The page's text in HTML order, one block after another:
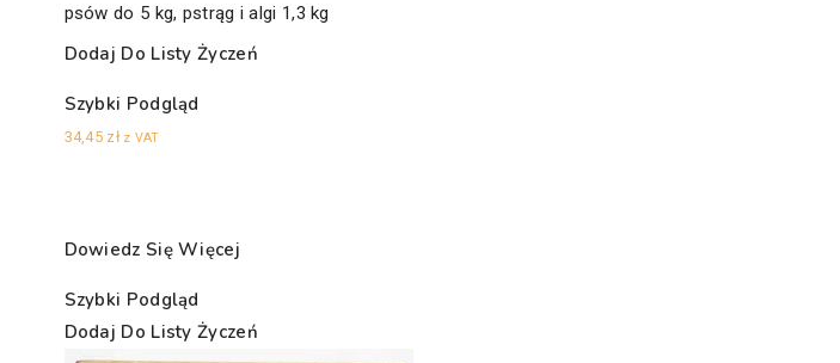
psów do 5 kg, pstrąg i algi 1,3 kg
Dodaj Do Listy Życzeń
Szybki Podgląd
34,45 zł z VAT
Dowiedz Się Więcej
Szybki Podgląd
Dodaj Do Listy Życzeń